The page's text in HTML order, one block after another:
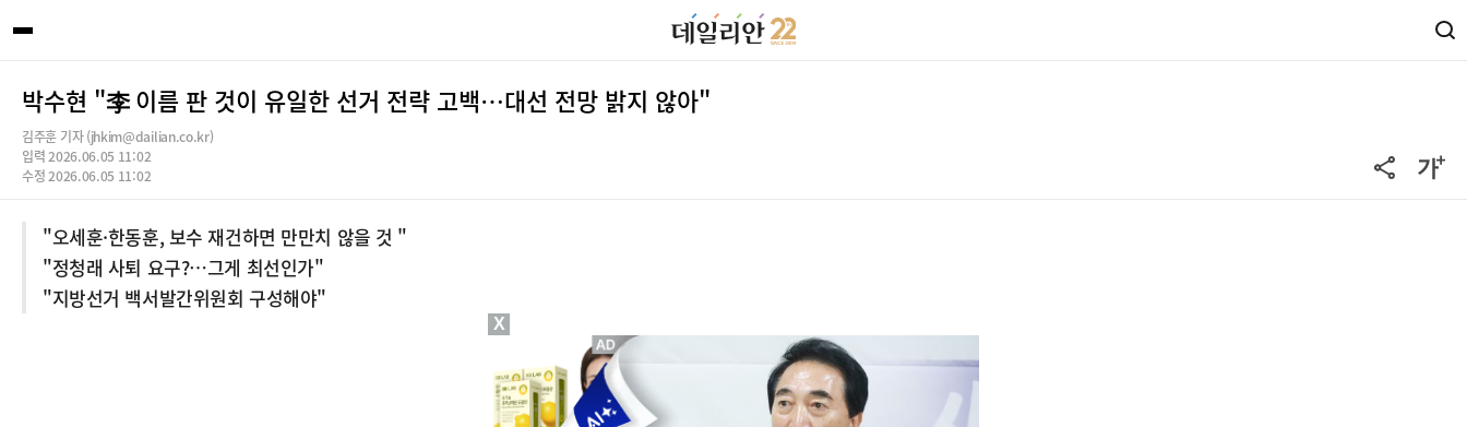
박수현 "李 이름 판 것이 유일한 선거 전략 고백…대선 전망 밝지 않아"
김주훈 기자 (jhkim@dailian.co.kr)
입력 2026.06.05 11:02
수정 2026.06.05 11:02
"오세훈·한동훈, 보수 재건하면 만만치 않을 것 "
"정청래 사퇴 요구?…그게 최선인가"
"지방선거 백서발간위원회 구성해야"
X